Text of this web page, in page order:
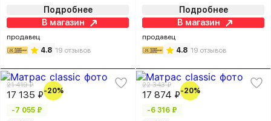
Подробнее
В магазин
продавец
4.8 19 отзывов
Подробнее
В магазин
продавец
4.8 19 отзывов
21 419 ₽
17 135 ₽-20%
-7 055 ₽
22 343 ₽
17 874 ₽-20%
-6 316 ₽